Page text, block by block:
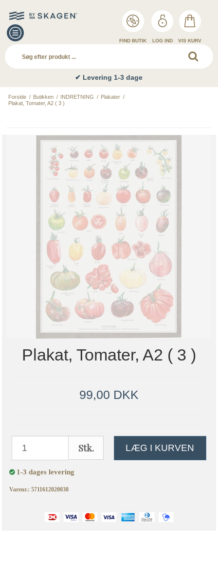
FIND BUTIK LOG IND VIS KURV
✔ Levering 1-3 dage
Forside / Butikken / INDRETNING / Plakater /
Plakat, Tomater, A2 ( 3 )
Plakat, Tomater, A2 ( 3 )
99,00 DKK
Stk. LÆG I KURVEN
1-3 dages levering
Varenr.: 5711612020038